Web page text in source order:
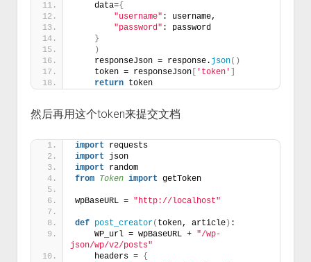
    data=
{
"username" : username,
"password" : password
}
)
    responseJson = response.
json()
    token = responseJson
[ 'token'
return token
然后再用这个token来提交文档
import requests
import json
import random
from Token import getToken
wpBaseURL = "http://localhost"
def post_creator( token, article) :
    WP_url = wpBaseURL +
"/wp-
json/wp/v2/posts"
    headers =
{